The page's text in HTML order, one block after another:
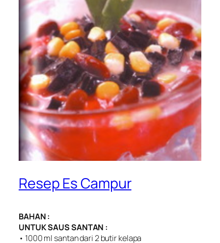
Resep Es Campur
BAHAN :
UNTUK SAUS SANTAN :
• 1000 ml santan dari 2 butir kelapa